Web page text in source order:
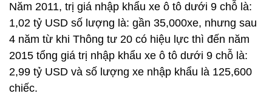
Năm 2011, trị giá nhập khẩu xe ô tô dưới 9 chỗ là:
1,02 tỷ USD số lượng là: gần 35,000xe, nhưng sau
4 năm từ khi Thông tư 20 có hiệu lực thì đến năm
2015 tổng giá trị nhập khẩu xe ô tô dưới 9 chỗ là:
2,99 tỷ USD và số lượng xe nhập khẩu là 125,600
chiếc.